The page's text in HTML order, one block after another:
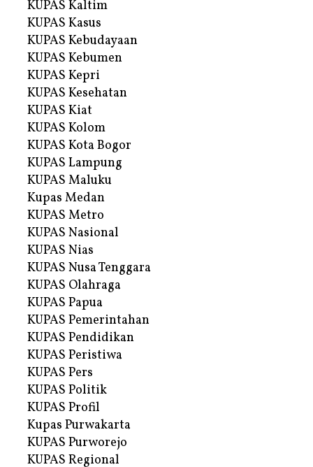
KUPAS Kaltim
KUPAS Kasus
KUPAS Kebudayaan
KUPAS Kebumen
KUPAS Kepri
KUPAS Kesehatan
KUPAS Kiat
KUPAS Kolom
KUPAS Kota Bogor
KUPAS Lampung
KUPAS Maluku
Kupas Medan
KUPAS Metro
KUPAS Nasional
KUPAS Nias
KUPAS Nusa Tenggara
KUPAS Olahraga
KUPAS Papua
KUPAS Pemerintahan
KUPAS Pendidikan
KUPAS Peristiwa
KUPAS Pers
KUPAS Politik
KUPAS Profil
Kupas Purwakarta
KUPAS Purworejo
KUPAS Regional